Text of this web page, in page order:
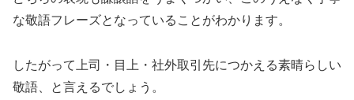
な敬語フレーズとなっていることがわかります。
したがって上司・目上・社外取引先につかえる素晴らしい
敬語、と言えるでしょう。